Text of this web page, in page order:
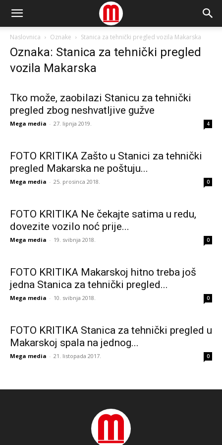
Naslovnica Oznake Stanica za tehnički pregled vozila Makarska
Oznaka: Stanica za tehnički pregled
vozila Makarska
Tko može, zaobilazi Stanicu za tehnički
pregled zbog neshvatljive gužve
Mega media - 27. lipnja 2019. 4
FOTO KRITIKA Zašto u Stanici za tehnički
pregled Makarska ne poštuju...
Mega media - 25. prosinca 2018. 0
FOTO KRITIKA Ne čekajte satima u redu,
dovezite vozilo noć prije...
Mega media - 19. svibnja 2018. 0
FOTO KRITIKA Makarskoj hitno treba još
jedna Stanica za tehnički pregled...
Mega media - 10. svibnja 2018. 0
FOTO KRITIKA Stanica za tehnički pregled u
Makarskoj spala na jednog...
Mega media - 21. listopada 2017. 0